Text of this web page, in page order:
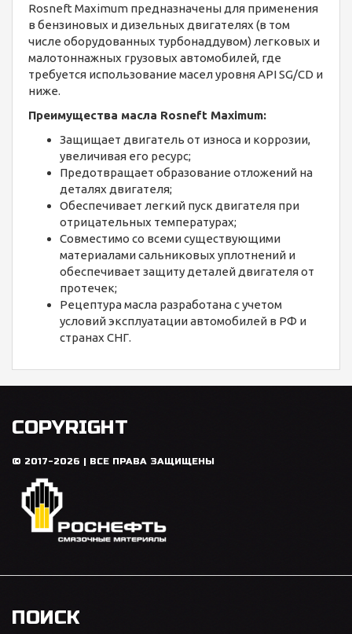
Rosneft Maximum предназначены для применения
в бензиновых и дизельных двигателях (в том
числе оборудованных турбонаддувом) легковых и
малотоннажных грузовых автомобилей, где
требуется использование масел уровня API SG/CD и
ниже.
Преимущества масла Rosneft Maximum:
Защищает двигатель от износа и коррозии,
увеличивая его ресурс;
Предотвращает образование отложений на
деталях двигателя;
Обеспечивает легкий пуск двигателя при
отрицательных температурах;
Совместимо со всеми существующими
материалами сальниковых уплотнений и
обеспечивает защиту деталей двигателя от
протечек;
Рецептура масла разработана с учетом
условий эксплуатации автомобилей в РФ и
странах СНГ.
COPYRIGHT
© 2017-2026 | ВСЕ ПРАВА ЗАЩИЩЕНЫ
ПОИСК